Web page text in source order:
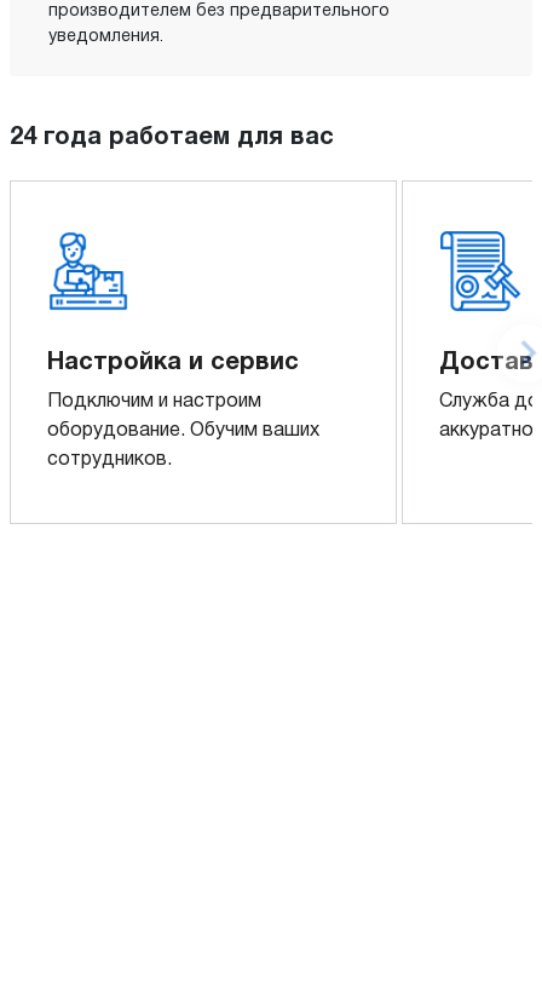
производителем без предварительного
уведомления.
24 года работаем для вас
Настройка и сервис
Подключим и настроим
оборудование. Обучим ваших
сотрудников.
Служба
аккуратно